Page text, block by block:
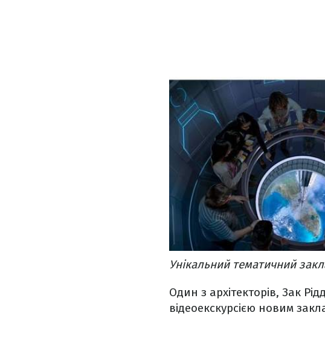
Унікальний тематичний
Один з архітекторів, Зак
відеоекскурсією новим